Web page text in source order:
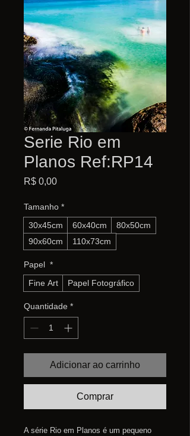
Serie Rio em
Planos Ref:RP14
R$ 0,00Preço
Tamanho *
30x45cm
60x40cm
80x50cm
90x60cm
110x73cm
Papel *
Fine Art
Papel Fotográfico
Quantidade *
Adicionar ao carrinho
Comprar
A série Rio em Planos é um pequeno